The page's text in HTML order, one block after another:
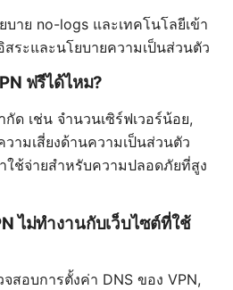
าย no-logs และเทคโนโลยีเข้า
ระและนโยบายความเป็นส่วนตัว
ฟรีได้ไหม?
ด เช่น จำนวนเซิร์ฟเวอร์น้อย,
ามเสี่ยงด้านความเป็นส่วนตัว
ช้จ่ายสำหรับความปลอดภัยที่สูง
ไม่ทำงานกับเว็บไซต์ที่ใช้
จสอบการตั้งค่า DNS ของ VPN,